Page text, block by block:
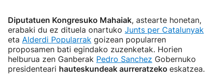
Diputatuen Kongresuko Mahaiak, astearte honetan,
erabaki du ez dituela onartuko Junts per Catalunyak
eta Alderdi Popularrak goizean popularren
proposamen bati egindako zuzenketak. Horien
helburua zen Ganberak Pedro Sanchez Gobernuko
presidenteari hauteskundeak aurreratzeko eskatzea.